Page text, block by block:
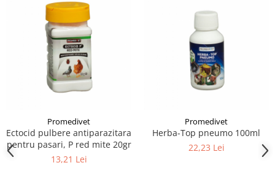
Promedivet
Ectocid pulbere antiparazitara
pentru pasari, P red mite 20gr
13,21 Lei
Promedivet
Herba-Top pneumo 100ml
22,23 Lei